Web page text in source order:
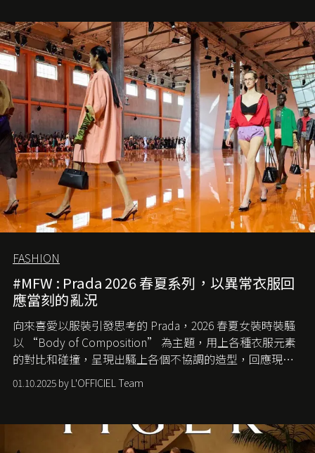
愛它的雋永與優雅。那麼這個手袋是怎麼誕生的呢？又為
甚麼取名叫 2.55 ？今天就由《L'Officiel HK》帶你穿越流金
歲月，回顧 2.55 的誕生故事。
FASHION
#MFW : Prada 2026 春夏系列，以異常衣服回
應當刻的亂況
向來喜愛以服裝引發思考的 Prada，2026 春夏女裝時裝騷
以 “Body of Composition” 為主題，用上各種衣服元素
的對比和碰撞，呈現出騷上各個不協調的造型，回應現今
社會各種資訊、文化超載的現象。
01.10.2025 by L'OFFICIEL Team